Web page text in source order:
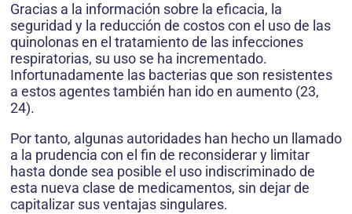
Gracias a la información sobre la eficacia, la
seguridad y la reducción de costos con el uso de las
quinolonas en el tratamiento de las infecciones
respiratorias, su uso se ha incrementado.
Infortunadamente las bacterias que son resistentes
a estos agentes también han ido en aumento (23,
24).
Por tanto, algunas autoridades han hecho un llamado
a la prudencia con el fin de reconsiderar y limitar
hasta donde sea posible el uso indiscriminado de
esta nueva clase de medicamentos, sin dejar de
capitalizar sus ventajas singulares.